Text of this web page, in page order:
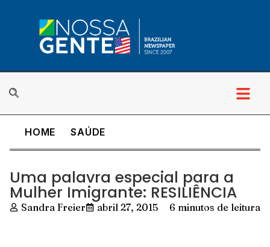
HOME SAÚDE
Uma palavra especial para a
Mulher Imigrante: RESILIÊNCIA
Sandra Freier abril 27, 2015 6 minutos de leitura